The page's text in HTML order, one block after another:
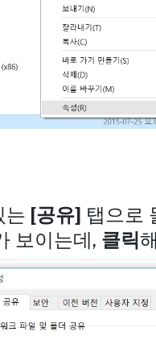
는 [공유] 탭으로
보이는데, 클릭